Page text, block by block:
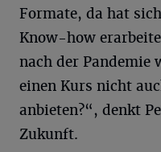
Formate, da hat
Know-how
nach der Pandemie
einen Kurs nicht
anbieten?“, denkt
Zukunft.